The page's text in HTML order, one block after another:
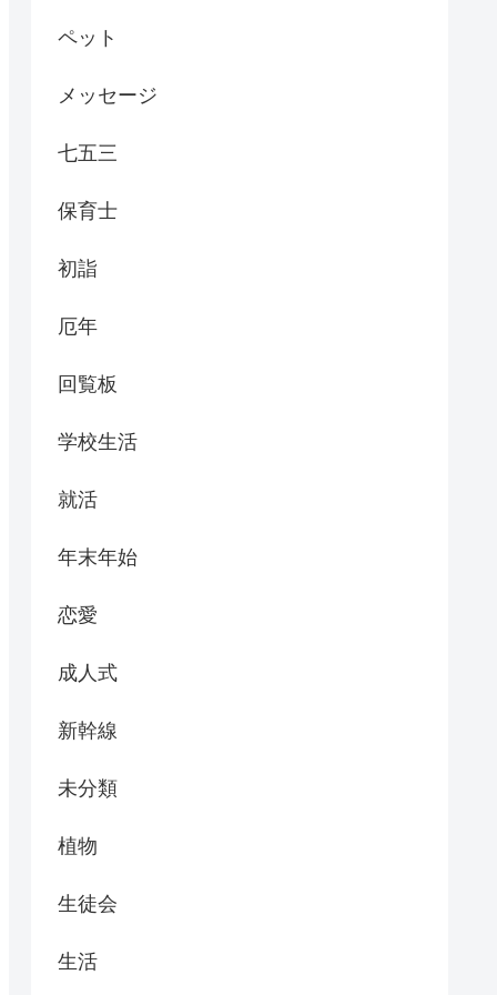
ペット
メッセージ
七五三
保育士
初詣
厄年
回覧板
学校生活
就活
年末年始
恋愛
成人式
新幹線
未分類
植物
生徒会
生活